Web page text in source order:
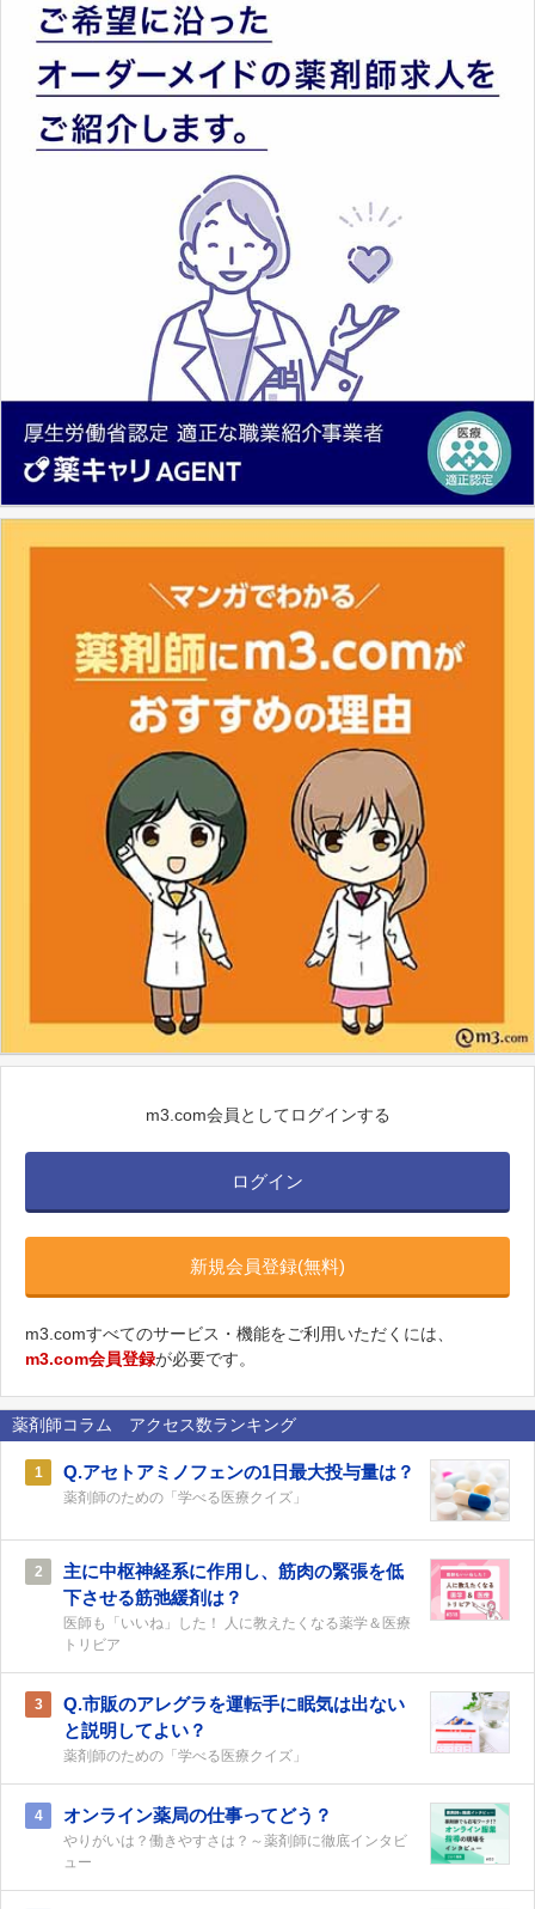
とは、病院薬剤師を中心に大きな武器になりま
す。
m3.com会員としてログインする
ログイン
新規会員登録(無料)
m3.comすべてのサービス・機能をご利用いただくには、
m3.com会員登録が必要です。
薬剤師コラム アクセス数ランキング
1 Q.アセトアミノフェンの1日最大投与量は？
薬剤師のための「学べる医療クイズ」
2
主に中枢神経系に作用し、筋肉の緊張を低
下させる筋弛緩剤は？
医師も「いいね」した！ 人に教えたくなる薬学＆医療
トリビア
3
Q.市販のアレグラを運転手に眠気は出ない
と説明してよい？
薬剤師のための「学べる医療クイズ」
4 オンライン薬局の仕事ってどう？
やりがいは？働きやすさは？～薬剤師に徹底インタビ
ュー